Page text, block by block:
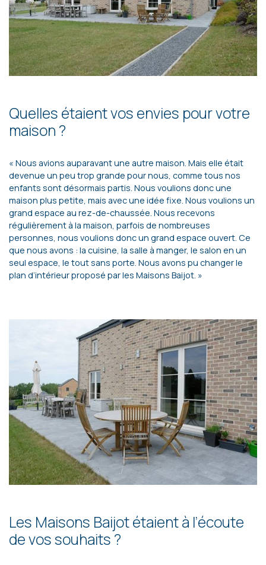
Quelles étaient vos envies pour votre
maison ?
« Nous avions auparavant une autre maison. Mais elle était
devenue un peu trop grande pour nous, comme tous nos
enfants sont désormais partis. Nous voulions donc une
maison plus petite, mais avec une idée fixe. Nous voulions un
grand espace au rez-de-chaussée. Nous recevons
régulièrement à la maison, parfois de nombreuses
personnes, nous voulions donc un grand espace ouvert. Ce
que nous avons : la cuisine, la salle à manger, le salon en un
seul espace, le tout sans porte. Nous avons pu changer le
plan d’intérieur proposé par les Maisons Baijot. »
Les Maisons Baijot étaient à l’écoute
de vos souhaits ?